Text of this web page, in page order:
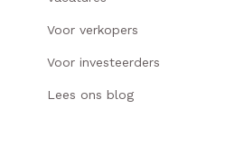
Voor verkopers
Voor investeerders
Lees ons blog